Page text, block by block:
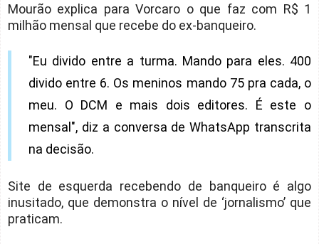
Mourão explica para Vorcaro o que faz com R$ 1
milhão mensal que recebe do ex-banqueiro.
"Eu divido entre a turma. Mando para eles. 400
divido entre 6. Os meninos mando 75 pra cada, o
meu. O DCM e mais dois editores. É este o
mensal", diz a conversa de WhatsApp transcrita
na decisão.
Site de esquerda recebendo de banqueiro é algo
inusitado, que demonstra o nível de ‘jornalismo’ que
praticam.